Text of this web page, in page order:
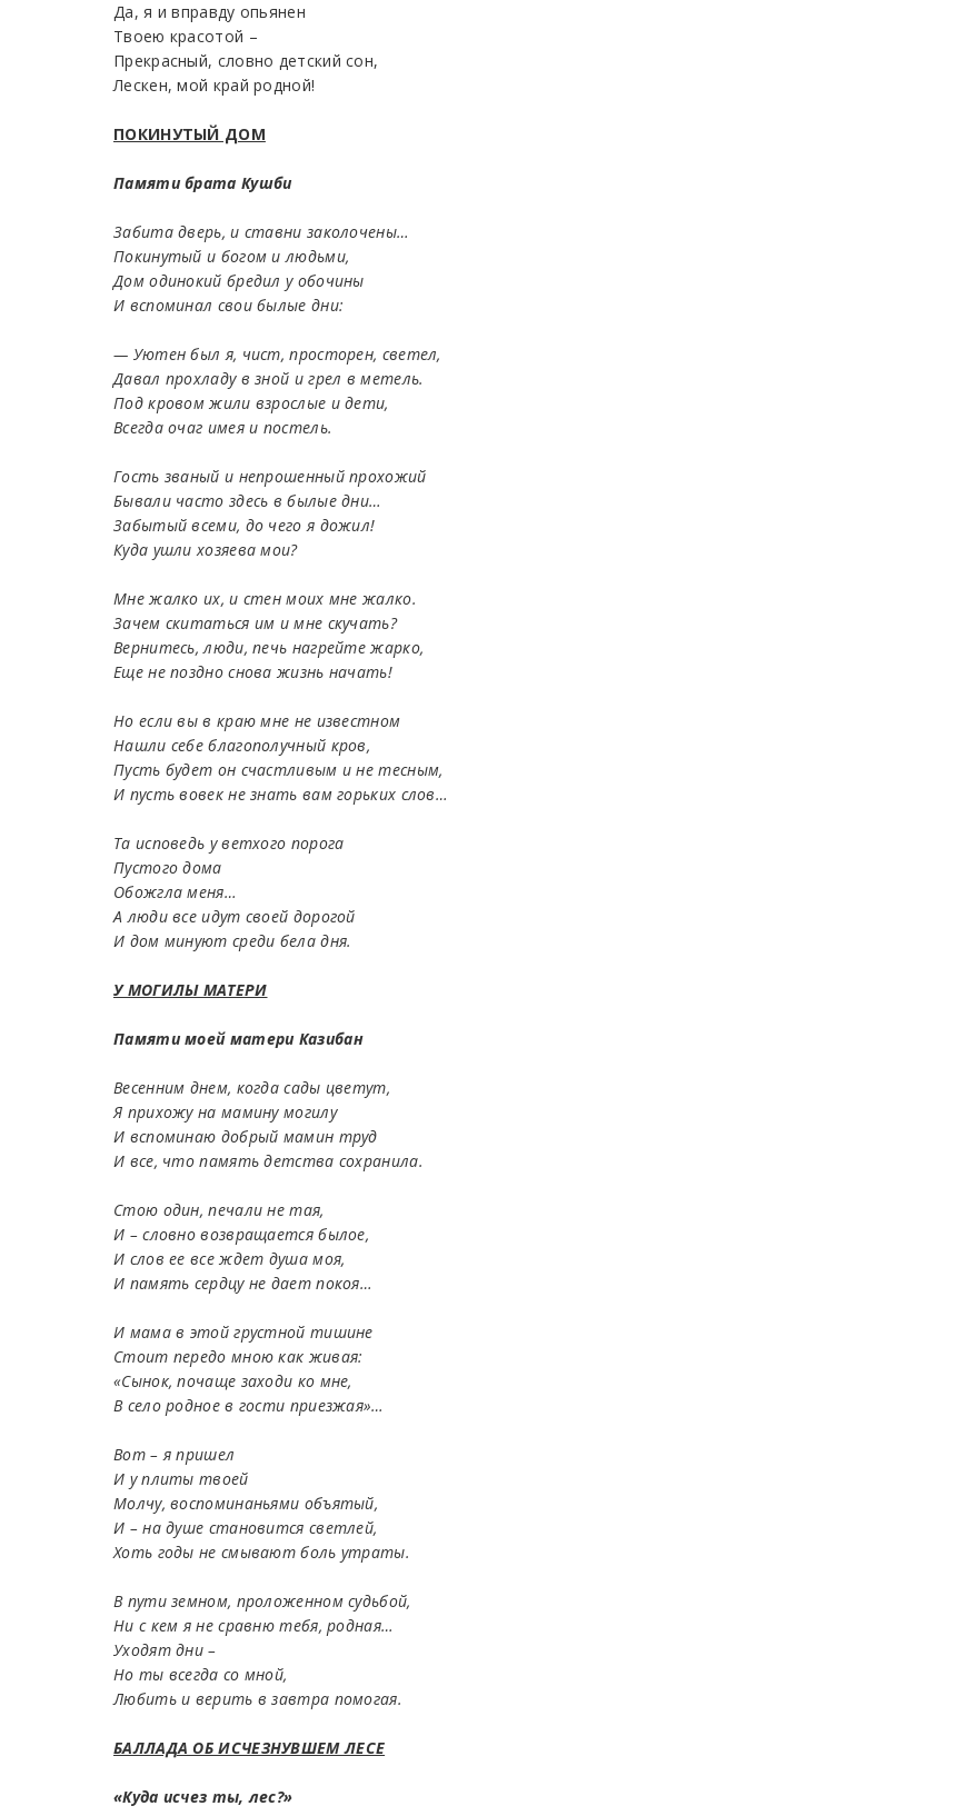
Да, я и вправду опьянен
Твоею красотой –
Прекрасный, словно детский сон,
Лескен, мой край родной!
ПОКИНУТЫЙ ДОМ
Памяти брата Кушби
Забита дверь, и ставни заколочены…
Покинутый и богом и людьми,
Дом одинокий бредил у обочины
И вспоминал свои былые дни:
— Уютен был я, чист, просторен, светел,
Давал прохладу в зной и грел в метель.
Под кровом жили взрослые и дети,
Всегда очаг имея и постель.
Гость званый и непрошенный прохожий
Бывали часто здесь в былые дни…
Забытый всеми, до чего я дожил!
Куда ушли хозяева мои?
Мне жалко их, и стен моих мне жалко.
Зачем скитаться им и мне скучать?
Вернитесь, люди, печь нагрейте жарко,
Еще не поздно снова жизнь начать!
Но если вы в краю мне не известном
Нашли себе благополучный кров,
Пусть будет он счастливым и не тесным,
И пусть вовек не знать вам горьких слов…
Та исповедь у ветхого порога
Пустого дома
Обожгла меня…
А люди все идут своей дорогой
И дом минуют среди бела дня.
У МОГИЛЫ МАТЕРИ
Памяти моей матери Казибан
Весенним днем, когда сады цветут,
Я прихожу на мамину могилу
И вспоминаю добрый мамин труд
И все, что память детства сохранила.
Стою один, печали не тая,
И – словно возвращается былое,
И слов ее все ждет душа моя,
И память сердцу не дает покоя…
И мама в этой грустной тишине
Стоит передо мною как живая:
«Сынок, почаще заходи ко мне,
В село родное в гости приезжая»…
Вот – я пришел
И у плиты твоей
Молчу, воспоминаньями объятый,
И – на душе становится светлей,
Хоть годы не смывают боль утраты.
В пути земном, проложенном судьбой,
Ни с кем я не сравню тебя, родная…
Уходят дни –
Но ты всегда со мной,
Любить и верить в завтра помогая.
БАЛЛАДА ОБ ИСЧЕЗНУВШЕМ ЛЕСЕ
«Куда исчез ты, лес?»